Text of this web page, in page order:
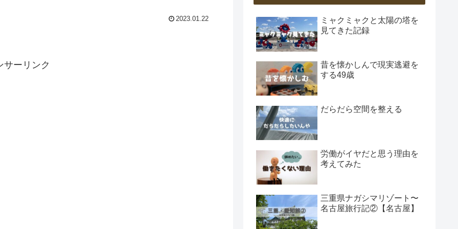
2023.01.22
サーリンク
ミャクミャクと太陽の塔を
見てきた記録
昔を懐かしんで現実逃避を
する49歳
だらだら空間を整える
労働がイヤだと思う理由を
考えてみた
三重県ナガシマリゾート〜
名古屋旅行記②【名古屋】